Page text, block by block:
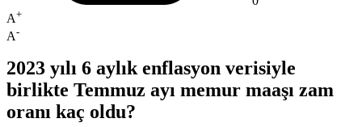
A+
A-
2023 yılı 6 aylık enflasyon verisiyle
birlikte Temmuz ayı memur maaşı zam
oranı kaç oldu?